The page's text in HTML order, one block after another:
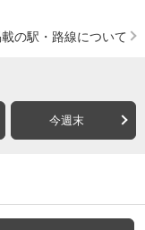
の駅・路線について
今週末